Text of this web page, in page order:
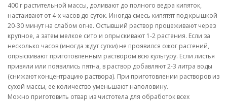
400 г растительной массы, доливают до полного ведра кипяток,
настаивают от 4-х часов до суток. Иногда смесь кипятят под крышкой
20-30 минут на слабом огне. Остывший раствор процеживают через
крупное, а затем мелкое сито и опрыскивают 1-2 растения. Если за
несколько часов (иногда ждут сутки) не проявился ожог растений,
опрыскивают приготовленным раствором всю культуру. Если листья
привяли или появились пятна, в раствор добавляют 2-3 литра воды
(снижают концентрацию раствора). При приготовлении растворов из
сухой массы, ее количество уменьшают наполовину.
Можно приготовить отвар из чистотела для обработок всех